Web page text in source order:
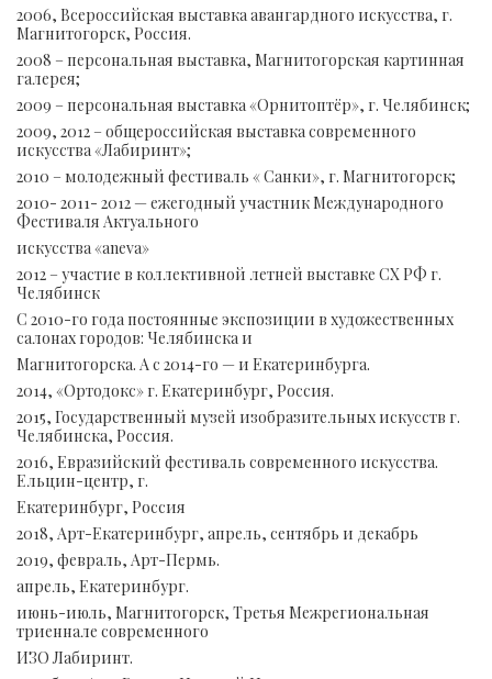
2006, Всероссийская выставка авангардного искусства, г.
Магнитогорск, Россия.
2008 – персональная выставка, Магнитогорская картинная
галерея;
2009 – персональная выставка «Орнитоптёр», г. Челябинск;
2009, 2012 – общероссийская выставка современного
искусства «Лабиринт»;
2010 – молодежный фестиваль « Санки», г. Магнитогорск;
2010- 2011- 2012 — ежегодный участник Международного
Фестиваля Актуального
искусства «aneva»
2012 – участие в коллективной летней выставке СХ РФ г.
Челябинск
С 2010-го года постоянные экспозиции в художественных
салонах городов: Челябинска и
Магнитогорска. А с 2014-го — и Екатеринбурга.
2014, «Ортодокс» г. Екатеринбург, Россия.
2015, Государственный музей изобразительных искусств г.
Челябинска, Россия.
2016, Евразийский фестиваль современного искусства.
Ельцин-центр, г.
Екатеринбург, Россия
2018, Арт-Екатеринбург, апрель, сентябрь и декабрь
2019, февраль, Арт-Пермь.
апрель, Екатеринбург.
июнь-июль, Магнитогорск, Третья Межрегиональная
триеннале современного
ИЗО Лабиринт.